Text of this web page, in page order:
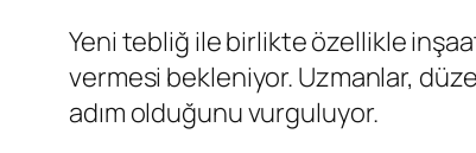
Yeni tebliğ ile birlikte özellikle
vermesi bekleniyor. Uzmanlar,
adım olduğunu vurguluyor.